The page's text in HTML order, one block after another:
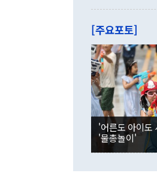
[주요포토]
'어른도 아이
'물총놀이'